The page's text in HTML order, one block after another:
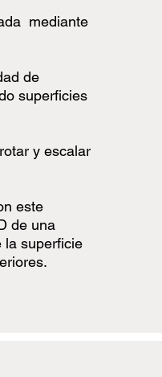
mediante
de
superficies
y escalar
este
de una
la superficie